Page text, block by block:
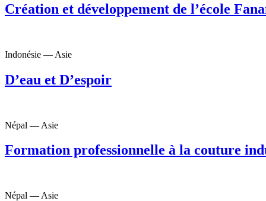
Création et développement de l’école
Indonésie — Asie
D’eau et D’espoir
Népal — Asie
Formation professionnelle à la couture
Népal — Asie